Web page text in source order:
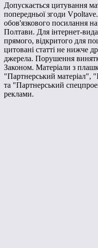
Допускається цитування
попередньої згоди
обов'язкового посилання
Полтави. Для інтернет-
прямого, відкритого для
цитовані статті не нижче
джерела. Порушення
Законом. Матеріали з
"Партнерський матеріал",
та "Партнерський
реклами.